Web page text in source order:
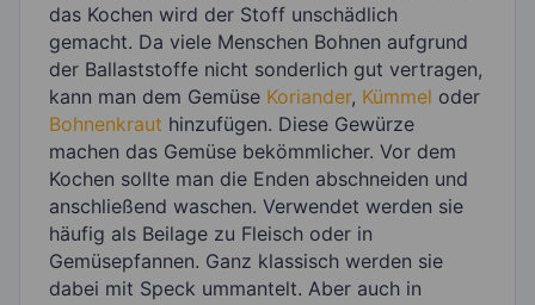
das Kochen wird der Stoff unschädlich
gemacht. Da viele Menschen Bohnen aufgrund
der Ballaststoffe nicht sonderlich gut vertragen,
kann man dem Gemüse Koriander, Kümmel oder
Bohnenkraut hinzufügen. Diese Gewürze
machen das Gemüse bekömmlicher. Vor dem
Kochen sollte man die Enden abschneiden und
anschließend waschen. Verwendet werden sie
häufig als Beilage zu Fleisch oder in
Gemüsepfannen. Ganz klassisch werden sie
dabei mit Speck ummantelt. Aber auch in